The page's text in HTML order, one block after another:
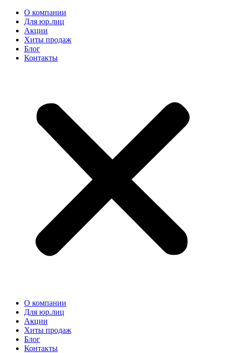
О компании
Для юр.лиц
Акции
Хиты продаж
Блог
Контакты
О компании
Для юр.лиц
Акции
Хиты продаж
Блог
Контакты